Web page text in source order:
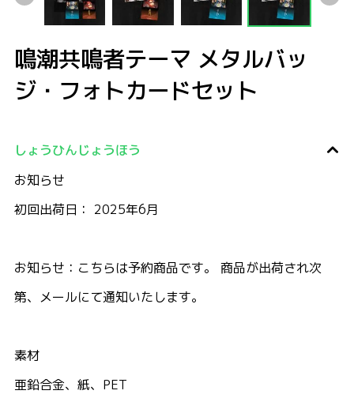
鳴潮共鳴者テーマ メタルバッ
ジ・フォトカードセット
しょうひんじょうほう
お知らせ
初回出荷日： 2025年6月
お知らせ：こちらは予約商品です。 商品が出荷され次
第、メールにて通知いたします。
素材
亜鉛合金、紙、PET